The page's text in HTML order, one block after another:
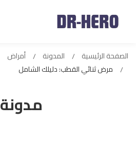
مدونة
الصفحة الرئيسية المدونة
أمراض
مرض ثنائي القطب: دليلك الشامل